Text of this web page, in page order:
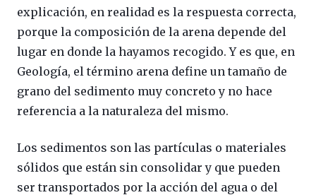
explicación, en realidad es la respuesta correcta,
porque la composición de la arena depende del
lugar en donde la hayamos recogido. Y es que, en
Geología, el término arena define un tamaño de
grano del sedimento muy concreto y no hace
referencia a la naturaleza del mismo.
Los sedimentos son las partículas o materiales
sólidos que están sin consolidar y que pueden
ser transportados por la acción del agua o del